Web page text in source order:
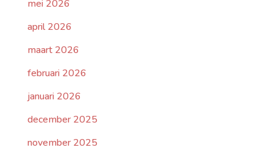
mei 2026
april 2026
maart 2026
februari 2026
januari 2026
december 2025
november 2025